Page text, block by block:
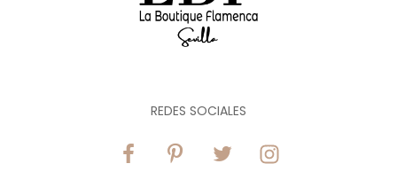
REDES SOCIALES